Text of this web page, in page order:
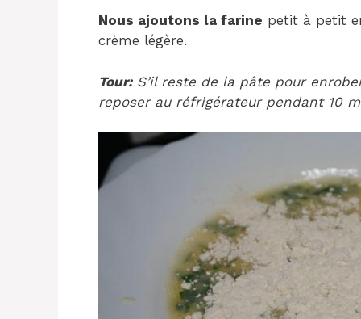
Nous ajoutons la farine petit à petit
crème légère.
Tour:S’il reste de la pâte pour
reposer au réfrigérateur pendant 10